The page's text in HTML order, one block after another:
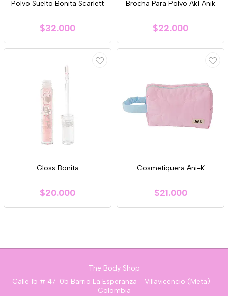
Polvo Suelto Bonita Scarlett
$32.000
Brocha Para Polvo Ak1 Anik
$22.000
Gloss Bonita
$20.000
Cosmetiquera Ani-K
$21.000
The Body Shop
Calle 15 # 47-05 Barrio La Esperanza - Villavicencio (Meta) -
Colombia